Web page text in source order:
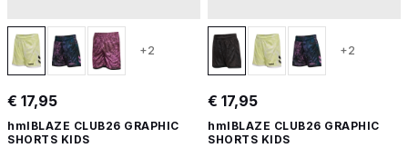
+2
€ 17,95
hmlBLAZE CLUB26 GRAPHIC
SHORTS KIDS
+2
€ 17,95
hmlBLAZE CLUB26 GRAPHIC
SHORTS KIDS